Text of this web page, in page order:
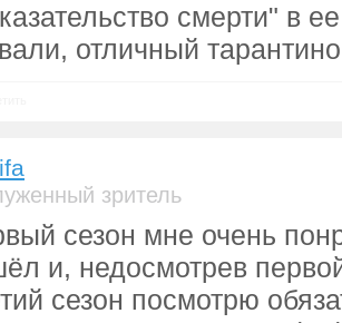
смерти" в
отличный
зритель
сезон мне очень
и, недосмотрев
сезон посмотрю